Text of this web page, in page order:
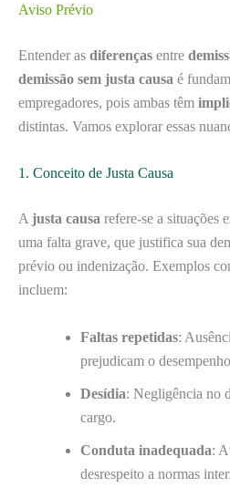
Aviso Prévio
Entender as diferenças entre
demissão sem justa causa é
empregadores, pois ambas têm
distintas. Vamos explorar essas
1. Conceito de Justa Causa
A justa causa refere-se a situações
uma falta grave, que justifica sua
prévio ou indenização. Exemplos
incluem:
Faltas repetidas:
prejudicam o
Desídia: Negligência no
cargo.
Conduta inadequada:
desrespeito a normas